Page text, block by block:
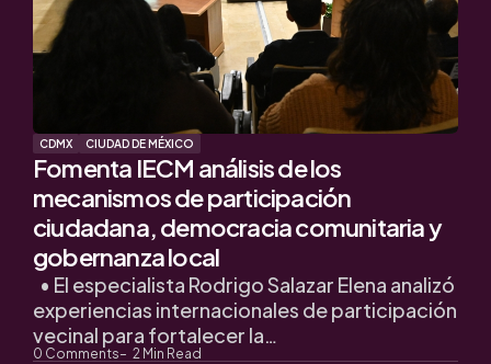
CDMX CIUDAD DE MÉXICO
Fomenta IECM análisis de los
mecanismos de participación
ciudadana, democracia comunitaria y
gobernanza local
0 Comments 2 Min Read
• El especialista Rodrigo Salazar Elena analizó
experiencias internacionales de participación
vecinal para fortalecer la…